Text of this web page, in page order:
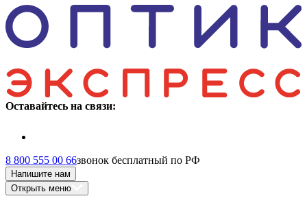
Оставайтесь на связи:
8 800 555 00 66звонок бесплатный по РФ
Напишите нам
Открыть меню